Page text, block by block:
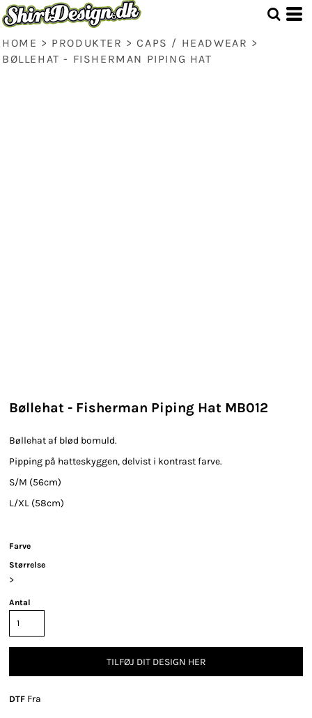
HOME > PRODUKTER > CAPS / HEADWEAR >
BØLLEHAT - FISHERMAN PIPING HAT
Bøllehat - Fisherman Piping Hat MB012
Bøllehat af blød bomuld.
Pipping på hatteskyggen, delvist i kontrast farve.
S/M (56cm)
L/XL (58cm)
Farve
Størrelse
>
Antal
TILFØJ DIT DESIGN HER
DTF Fra